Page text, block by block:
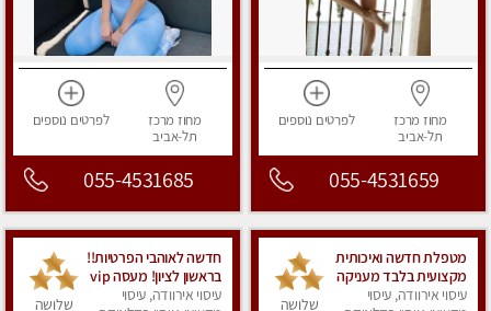
מחוז מרכז
תל-אביב
לפרטים נוספים
055-4531659
מחוז מרכז
תל-אביב
לפרטים נוספים
055-4531685
מטפלת חדשה ואיכותית
מקצועית בלבד מעניקה
חווית עיסוי מיוחד ומשגע
עיסוי אירוודה, עיסוי
שלושה
חדשה לאוהבי הפרטיות!!
בראשון לציון! מעסה vip
מפנקת בקליניקה פרטית
עיסוי אירוודה, עיסוי
שלושה